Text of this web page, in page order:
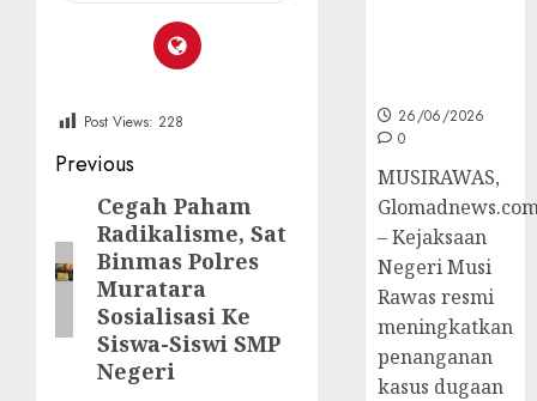
Post Views: 228
Post
navigation
Previous
Previous
post:
Cegah Paham
Radikalisme, Sat
Binmas Polres
Muratara
Sosialisasi Ke
Siswa-Siswi SMP
Negeri
26/06/2026
0
MUSIRAWAS,
– Kejaksaan
Negeri Musi
Rawas resmi
meningkatkan
penanganan
kasus dugaan